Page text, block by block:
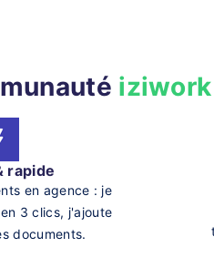
iziwork
rapide
en agence : je
3 clics, j'ajoute
documents.